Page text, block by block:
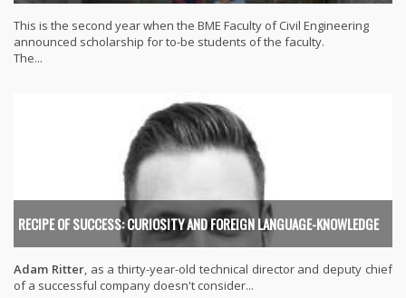
This is the second year when the BME Faculty of Civil Engineering
announced scholarship for to-be students of the faculty.
The...
RECIPE OF SUCCESS: CURIOSITY AND FOREIGN LANGUAGE-KNOWLEDGE
Adam Ritter, as a thirty-year-old technical director and deputy chief
of a successful company doesn't consider...